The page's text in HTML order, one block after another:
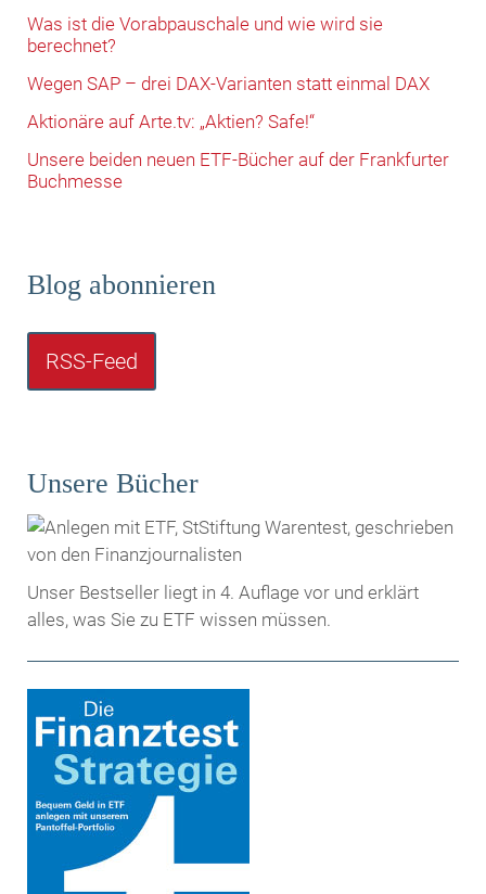
Was ist die Vorabpauschale und wie wird sie
berechnet?
Wegen SAP – drei DAX-Varianten statt einmal DAX
Aktionäre auf Arte.tv: „Aktien? Safe!“
Unsere beiden neuen ETF-Bücher auf der Frankfurter
Buchmesse
Blog abonnieren
RSS-Feed
Unsere Bücher
Unser Bestseller liegt in 4. Auflage vor und erklärt
alles, was Sie zu ETF wissen müssen.